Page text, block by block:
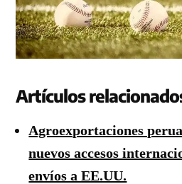
Artículos
Agroexportaciones
nuevos accesos
envíos a EE.UU.